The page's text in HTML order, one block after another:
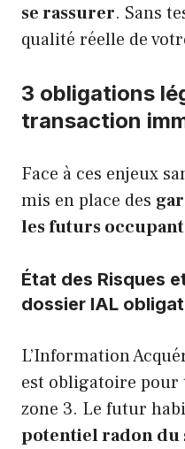
se rassurer. Sans
qualité réelle de
3 obligations
transaction
Face à ces enjeux
mis en place des
les futurs
État des Risques
dossier IAL
L’Information
est obligatoire
zone 3. Le futur
potentiel radon du